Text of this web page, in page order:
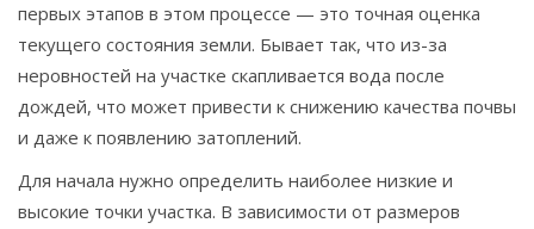
первых этапов в этом процессе — это точная оценка
текущего состояния земли. Бывает так, что из-за
неровностей на участке скапливается вода после
дождей, что может привести к снижению качества почвы
и даже к появлению затоплений.
Для начала нужно определить наиболее низкие и
высокие точки участка. В зависимости от размеров